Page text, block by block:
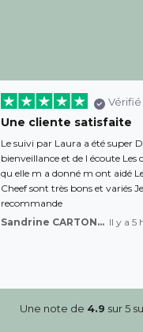
Vérifié
Une cliente satisfaite
Le suivi par Laura a été super
bienveillance et de l écoute Les
qu elle m a donné m ont aidé
Cheef sont très bons et variés Je
recommande
Sandrine CARTON-BRACQ, Il y a 5
Une note de 4.9 sur 5